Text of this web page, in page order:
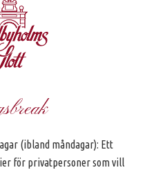
(ibland måndagar): Ett
för privatpersoner som vill